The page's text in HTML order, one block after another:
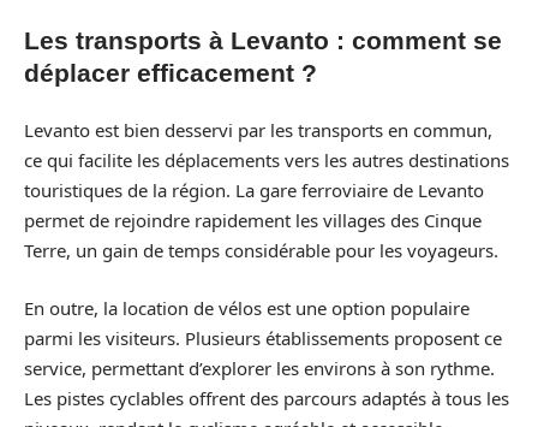
Les transports à Levanto : comment se
déplacer efficacement ?
Levanto est bien desservi par les transports en commun,
ce qui facilite les déplacements vers les autres destinations
touristiques de la région. La gare ferroviaire de Levanto
permet de rejoindre rapidement les villages des Cinque
Terre, un gain de temps considérable pour les voyageurs.
En outre, la location de vélos est une option populaire
parmi les visiteurs. Plusieurs établissements proposent ce
service, permettant d’explorer les environs à son rythme.
Les pistes cyclables offrent des parcours adaptés à tous les